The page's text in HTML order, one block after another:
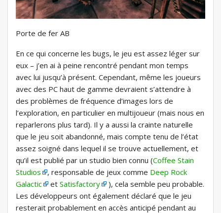
Porte de fer AB
En ce qui concerne les bugs, le jeu est assez léger sur
eux – j’en ai à peine rencontré pendant mon temps
avec lui jusqu’à présent. Cependant, même les joueurs
avec des PC haut de gamme devraient s’attendre à
des problèmes de fréquence d’images lors de
l’exploration, en particulier en multijoueur (mais nous en
reparlerons plus tard). Il y a aussi la crainte naturelle
que le jeu soit abandonné, mais compte tenu de l’état
assez soigné dans lequel il se trouve actuellement, et
qu’il est publié par un studio bien connu (Coffee Stain
Studios
, responsable de jeux comme Deep Rock
Galactic
et Satisfactory
), cela semble peu probable.
Les développeurs ont également déclaré que le jeu
resterait probablement en accès anticipé pendant au